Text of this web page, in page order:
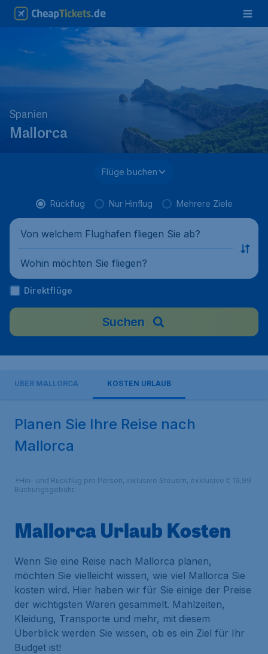
Spanien
Mallorca
Flüge buchen
Rückflug Nur Hinflug Mehrere Ziele
Von welchem Flughafen fliegen Sie ab?
Wohin möchten Sie fliegen?
Direktflüge
Suchen
ÜBER MALLORCA KOSTEN URLAUB
Planen Sie Ihre Reise nach
Mallorca
*Hin- und Rückflug pro Person, inklusive Steuern, exklusive € 19,99
Buchungsgebühr.
Mallorca Urlaub Kosten
Wenn Sie eine Reise nach Mallorca planen,
möchten Sie vielleicht wissen, wie viel Mallorca Sie
kosten wird. Hier haben wir für Sie einige der Preise
der wichtigsten Waren gesammelt. Mahlzeiten,
Kleidung, Transporte und mehr, mit diesem
Überblick werden Sie wissen, ob es ein Ziel für Ihr
Budget ist!